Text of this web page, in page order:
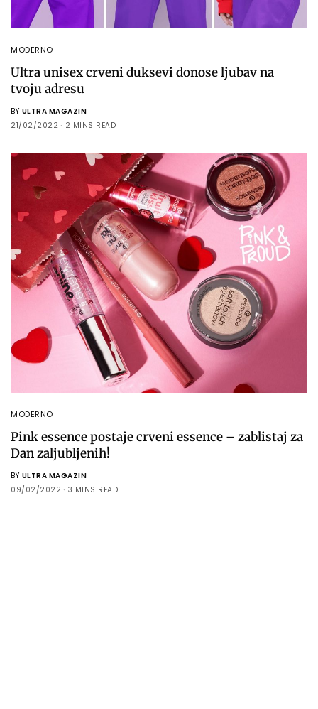
MODERNO
Ultra unisex crveni duksevi donose ljubav na
tvoju adresu
BY ULTRA MAGAZIN
21/02/2022
2 MINS READ
MODERNO
Pink essence postaje crveni essence – zablistaj za
Dan zaljubljenih!
BY ULTRA MAGAZIN
09/02/2022
3 MINS READ